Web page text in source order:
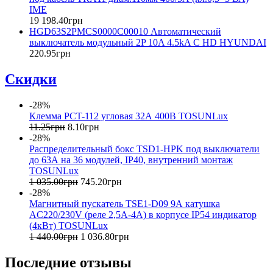
IME
19 198.40грн
HGD63S2PMCS0000C00010 Автоматический
выключатель модульный 2P 10A 4.5kA C HD HYUNDAI
220.95грн
Скидки
-28%
Клемма PCT-112 угловая 32А 400В TOSUNLux
11.25грн 8.10грн
-28%
Распределительный бокс TSD1-HPK под выключатели
до 63А на 36 модулей, IP40, внутренний монтаж
TOSUNLux
1 035.00грн 745.20грн
-28%
Магнитный пускатель TSE1-D09 9А катушка
AC220/230V (реле 2,5A-4A) в корпусе IP54 индикатор
(4кВт) TOSUNLux
1 440.00грн 1 036.80грн
Последние отзывы